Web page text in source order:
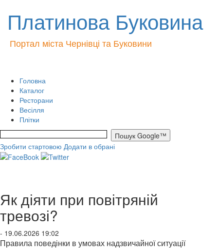
Платинова Буковина
Портал міста Чернівці та Буковини
Головна
Каталог
Ресторани
Весілля
Плітки
Зробити стартовою Додати в обрані
Як діяти при повітряній
тревозі?
- 19.06.2026 19:02
Правила поведінки в умовах надзвичайної ситуації